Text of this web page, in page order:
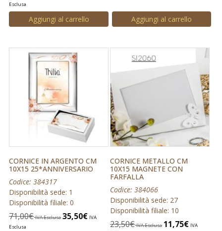
Esclusa
Aggiungi al carrello Aggiungi al carrello
CORNICE IN ARGENTO CM
10X15 25*ANNIVERSARIO
Codice: 384317
Disponibilità sede: 1
Disponibilità filiale: 0
71,00€ IVA Esclusa 35,50€ IVA
Esclusa
CORNICE METALLO CM
10X15 MAGNETE CON
FARFALLA
Codice: 384066
Disponibilità sede: 27
Disponibilità filiale: 10
23,50€ IVA Esclusa 11,75€ IVA